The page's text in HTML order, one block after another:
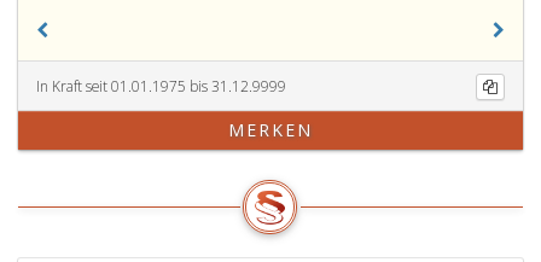
In Kraft seit 01.01.1975 bis 31.12.9999
MERKEN